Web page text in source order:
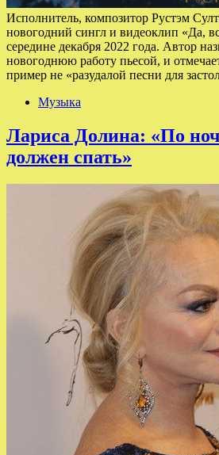
Исполнитель, композитор Рустэм
новогодний сингл и видеоклип «Да,
середине декабря 2022 года. Автор
новогоднюю работу пьесой, и
пример не «разудалой песни для
Музыка
Лариса Долина: «По
должен спать»